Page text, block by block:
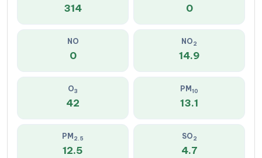
314 0
NO
0
NO2
14.9
O3
42
PM 10
13.1
PM 2.5
12.5
SO2
4.7